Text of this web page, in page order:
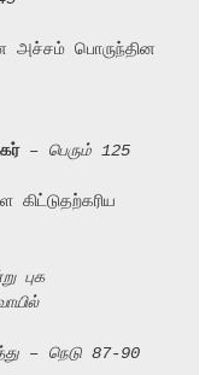
அச்சம் பொருந்தின
– பெரும் 125
புக
– நெடு 87-90